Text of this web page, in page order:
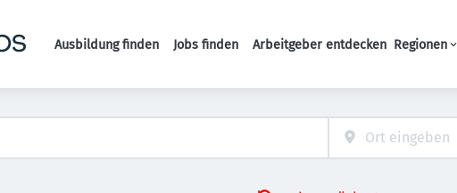
Haupt-Navigation
Ausbildung finden Jobs finden Arbeitgeber entdecken Regionen